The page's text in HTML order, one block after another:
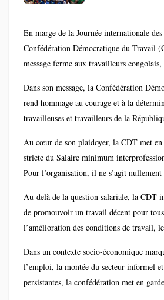
En marge de la Journée internationale
Confédération Démocratique du Travail
message ferme aux travailleurs
matière de justice sociale.
Dans son message, la Confédération
rend hommage au courage et à la
travailleuses et travailleurs de la
national. « Vous êtes le moteur de notre
CDT, insistant sur le rôle central de la
dynamique économique et sociale du
Au cœur de son plaidoyer, la CDT met
stricte du Salaire minimum
Pour l’organisation, il ne s’agit
cette mesure reste encore faiblement
secteurs, privant ainsi de nombreux
décent. La CDT appelle dès lors les
veiller au respect effectif de cette
l’étendue du territoire national.
Au-delà de la question salariale, la CDT
de promouvoir un travail décent pour
l’amélioration des conditions de travail,
fondamentaux des travailleurs,
et la protection contre les abus. « Le
question de dignité et une garantie pour
Dans un contexte socio-économique
l’emploi, la montée du secteur informel
persistantes, la confédération met en